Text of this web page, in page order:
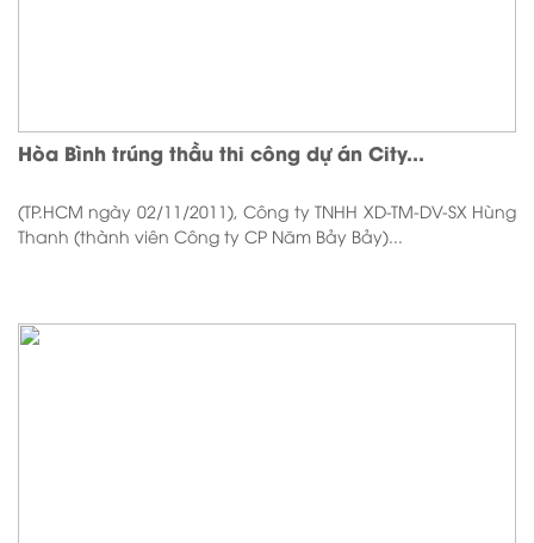
Hòa Bình trúng thầu thi công dự án City...
(TP.HCM ngày 02/11/2011), Công ty TNHH XD-TM-DV-SX Hùng
Thanh (thành viên Công ty CP Năm Bảy Bảy)...